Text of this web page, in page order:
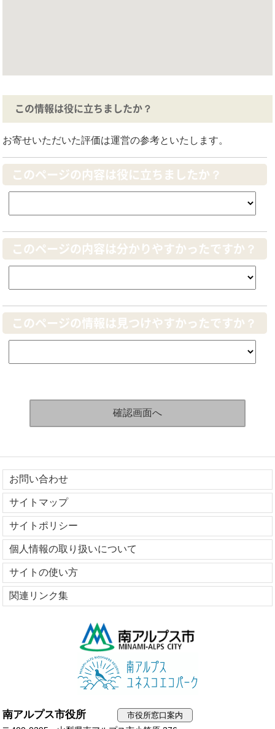
この情報は役に立ちましたか？
お寄せいただいた評価は運営の参考といたします。
このページの内容は役に立ちましたか？
このページの内容は分かりやすかったですか？
このページの情報は見つけやすかったですか？
お問い合わせ
サイトマップ
サイトポリシー
個人情報の取り扱いについて
サイトの使い方
関連リンク集
南アルプス市役所 市役所窓口案内